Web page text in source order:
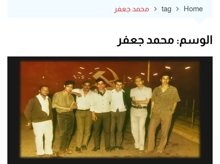
Home
tag محمد جعفر
الوسم: محمد جعفر